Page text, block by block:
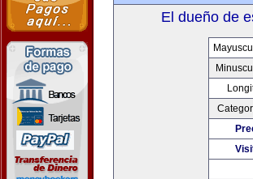
El dueño de